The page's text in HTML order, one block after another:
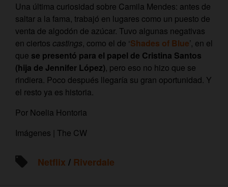
Una última curiosidad sobre Camila Mendes: antes de
saltar a la fama, trabajó en lugares como un puesto de
venta de algodón de azúcar. Tuvo algunas negativas
en ciertos castings, como el de ‘Shades of Blue’, en el
que se presentó para el papel de Cristina Santos
(hija de Jennifer López), pero eso no hizo que se
rindiera. Poco después llegaría su gran oportunidad. Y
el resto ya es historia.
Por Noelia Hontoria
Imágenes | The CW
Netflix / Riverdale